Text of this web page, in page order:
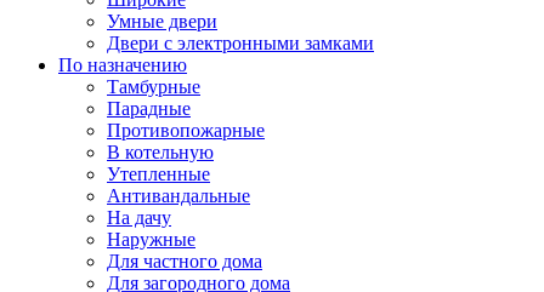
Умные двери
Двери с электронными замками
По назначению
Тамбурные
Парадные
Противопожарные
В котельную
Утепленные
Антивандальные
На дачу
Наружные
Для частного дома
Для загородного дома